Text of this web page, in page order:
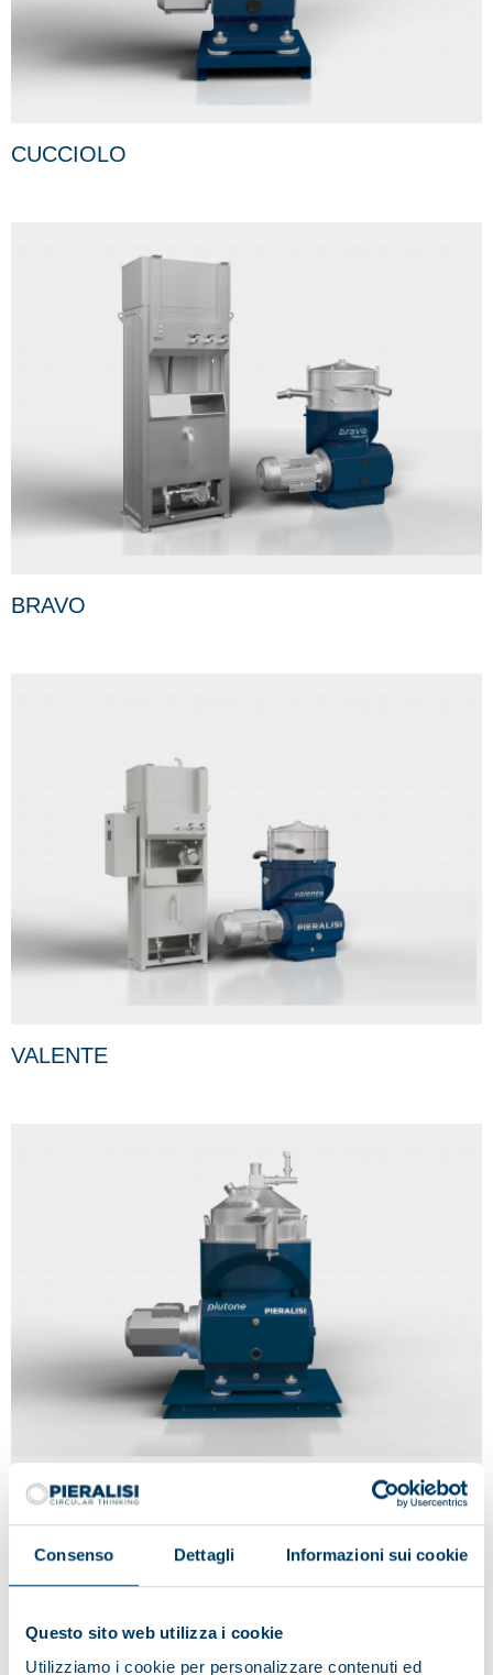
Consenso Dettagli Informazioni sui cookie
Questo sito web utilizza i cookie
Utilizziamo i cookie per personalizzare contenuti ed
CUCCIOLO
BRAVO
VALENTE
PLUTONE